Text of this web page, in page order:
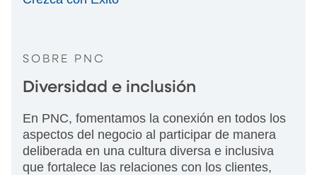
SOBRE PNC
Diversidad e inclusión
En PNC, fomentamos la conexión en todos los
aspectos del negocio al participar de manera
deliberada en una cultura diversa e inclusiva
que fortalece las relaciones con los clientes,